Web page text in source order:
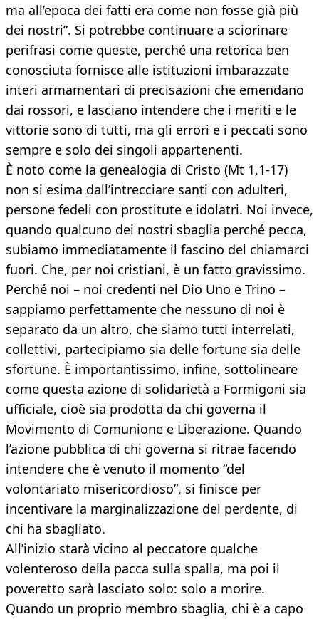
ma all’epoca dei fatti era come non fosse già più
dei nostri”. Si potrebbe continuare a sciorinare
perifrasi come queste, perché una retorica ben
conosciuta fornisce alle istituzioni imbarazzate
interi armamentari di precisazioni che emendano
dai rossori, e lasciano intendere che i meriti e le
vittorie sono di tutti, ma gli errori e i peccati sono
sempre e solo dei singoli appartenenti.
È noto come la genealogia di Cristo (Mt 1,1-17)
non si esima dall’intrecciare santi con adulteri,
persone fedeli con prostitute e idolatri. Noi invece,
quando qualcuno dei nostri sbaglia perché pecca,
subiamo immediatamente il fascino del chiamarci
fuori. Che, per noi cristiani, è un fatto gravissimo.
Perché noi – noi credenti nel Dio Uno e Trino –
sappiamo perfettamente che nessuno di noi è
separato da un altro, che siamo tutti interrelati,
collettivi, partecipiamo sia delle fortune sia delle
sfortune. È importantissimo, infine, sottolineare
come questa azione di solidarietà a Formigoni sia
ufficiale, cioè sia prodotta da chi governa il
Movimento di Comunione e Liberazione. Quando
l’azione pubblica di chi governa si ritrae facendo
intendere che è venuto il momento “del
volontariato misericordioso”, si finisce per
incentivare la marginalizzazione del perdente, di
chi ha sbagliato.
All’inizio starà vicino al peccatore qualche
volenteroso della pacca sulla spalla, ma poi il
poveretto sarà lasciato solo: solo a morire.
Quando un proprio membro sbaglia, chi è a capo